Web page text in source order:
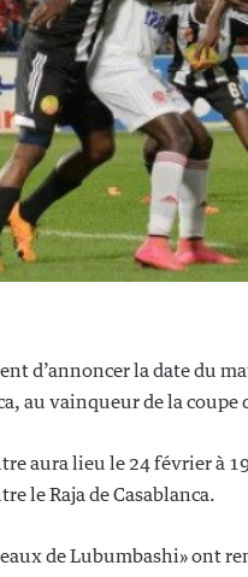
d’annoncer la date du
au vainqueur de la
aura lieu le 24 février à
le Raja de Casablanca.
de Lubumbashi» ont